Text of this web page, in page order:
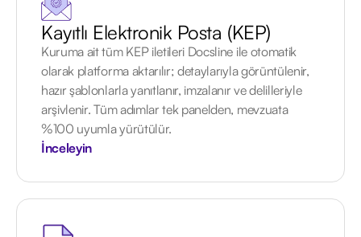
Kayıtlı Elektronik Posta (KEP)
Kuruma ait tüm KEP iletileri Docsline ile otomatik
olarak platforma aktarılır; detaylarıyla görüntülenir,
hazır şablonlarla yanıtlanır, imzalanır ve delilleriyle
arşivlenir. Tüm adımlar tek panelden, mevzuata
%100 uyumla yürütülür.
İnceleyin